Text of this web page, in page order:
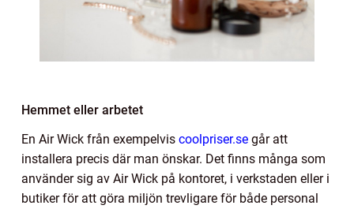
Hemmet eller arbetet
En Air Wick från exempelvis coolpriser.se går att
installera precis där man önskar. Det finns många som
använder sig av Air Wick på kontoret, i verkstaden eller i
butiker för att göra miljön trevligare för både personal